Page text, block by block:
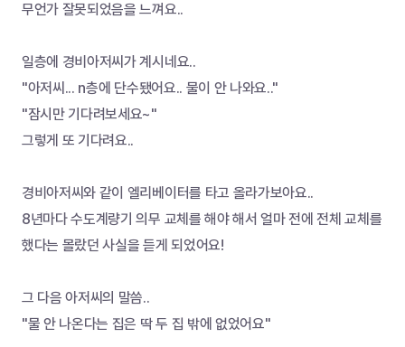
무언가 잘못되었음을 느껴요..
일층에 경비아저씨가 계시네요..
"아저씨... n층에 단수됐어요.. 물이 안 나와요.."
"잠시만 기다려보세요~"
그렇게 또 기다려요..
경비아저씨와 같이 엘리베이터를 타고 올라가보아요..
8년마다 수도계량기 의무 교체를 해야 해서 얼마 전에 전체 교체를
했다는 몰랐던 사실을 듣게 되었어요!
그 다음 아저씨의 말씀..
"물 안 나온다는 집은 딱 두 집 밖에 없었어요"